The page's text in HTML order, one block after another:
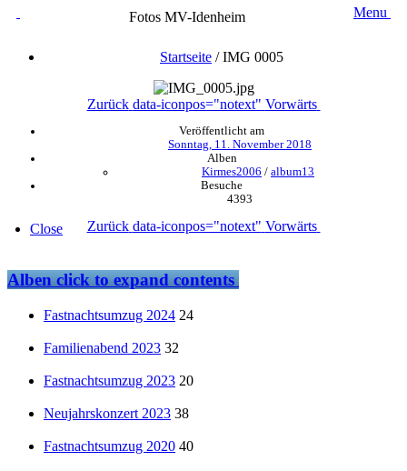
Fotos MV-Idenheim Menu
Startseite /IMG 0005
Zurück data-iconpos="notext" Vorwärts
Veröffentlicht am
Sonntag, 11. November 2018
Alben
Kirmes2006 / album13
Besuche
4393
Zurück data-iconpos="notext" Vorwärts
Close
Albenclick to expand contents
Fastnachtsumzug 2024 24
Familienabend 2023 32
Fastnachtsumzug 2023 20
Neujahrskonzert 2023 38
Fastnachtsumzug 2020 40